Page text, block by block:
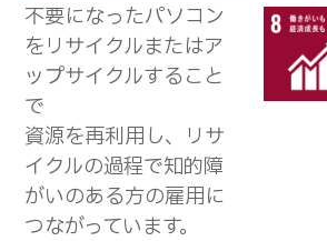
不要になったパソコン
をリサイクルまたはア
ップサイクルすること
で
資源を再利用し、リサ
イクルの過程で知的障
がいのある方の雇用に
つながっています。